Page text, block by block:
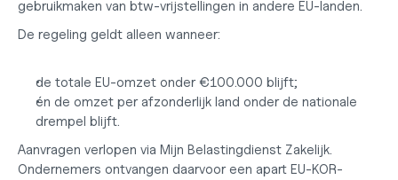
gebruikmaken van btw-vrijstellingen in andere EU-landen.
De regeling geldt alleen wanneer:
de totale EU-omzet onder €100.000 blijft;
én de omzet per afzonderlijk land onder de nationale
drempel blijft.
Aanvragen verlopen via Mijn Belastingdienst Zakelijk.
Ondernemers ontvangen daarvoor een apart EU-KOR-